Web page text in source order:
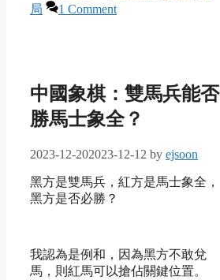
局
1 Comment
中國象棋：雙馬兵能否
勝馬士象全？
2023-12-202023-12-12 by ejsoon
黑方是雙馬兵，紅方是馬士象全，
黑方是否必勝？
我認為是例和，因為黑方不敢兌
馬，則紅馬可以搶佔關鍵位置。